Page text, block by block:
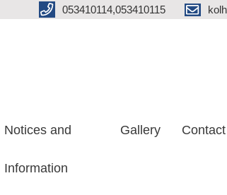
053410114,053410115
Notices and
Information
Gallery Contact